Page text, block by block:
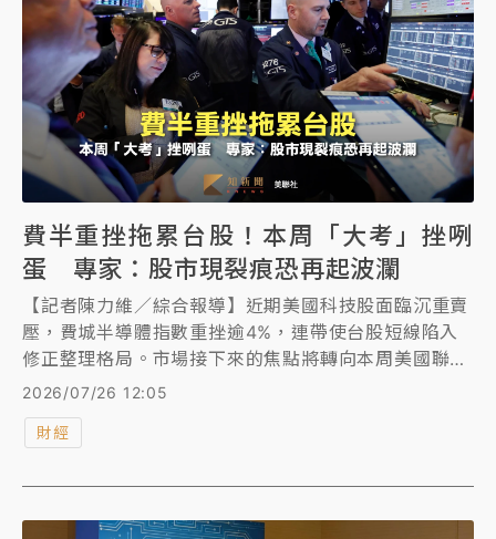
費半重挫拖累台股！本周「大考」挫咧
蛋 專家：股市現裂痕恐再起波瀾
【記者陳力維／綜合報導】近期美國科技股面臨沉重賣
壓，費城半導體指數重挫逾4%，連帶使台股短線陷入
修正整理格局。市場接下來的焦點將轉向本周美國聯準
會（Fed）的利率決策，以及微軟（Microsoft）、蘋
果（Apple）等四大科技巨頭財報，藉此檢視AI投資是
否延續。專家示警，股市已出現裂痕，若科技巨頭現金
建議投資人現階段保持觀望。
2026/07/26 12:05
財經